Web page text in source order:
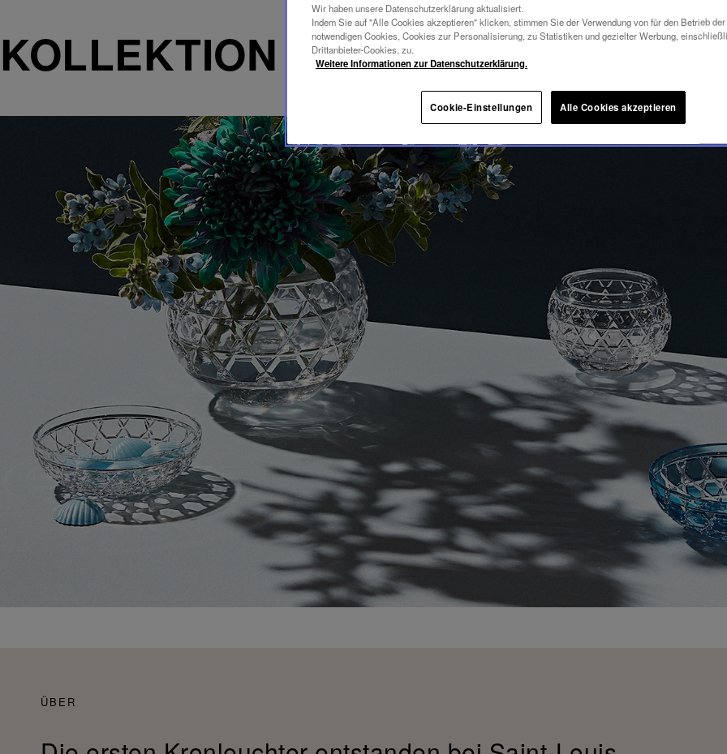
KOLLEKTION ROYAL
ÜBER
Wir haben unsere Datenschutzerklärung aktualisiert.
Indem Sie auf "Alle Cookies akzeptieren" klicken, stimmen Sie der Verwendung von für den Betrieb
notwendigen Cookies, Cookies zur Personalisierung, zu Statistiken und gezielter Werbung,
Drittanbieter-Cookies, zu.
Weitere Informationen zur Datenschutzerklärung.
Cookie-Einstellungen Alle Cookies akzeptieren